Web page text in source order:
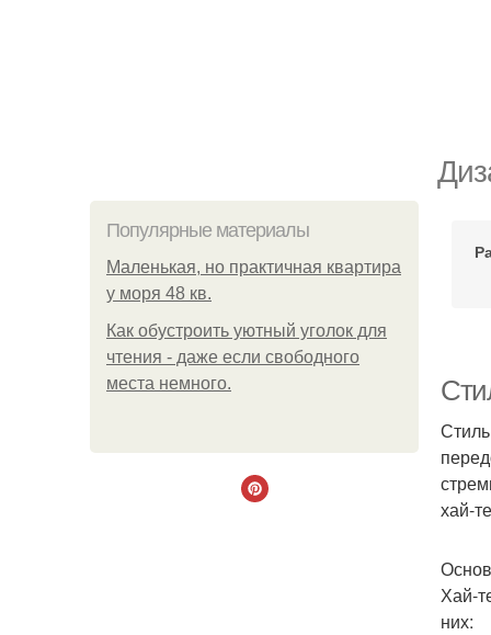
Популярные материалы
Маленькая, но практичная квартира
у моря 48 кв.
Как обустроить уютный уголок для
чтения - даже если свободного
места немного.
хай-
Хай-
них: